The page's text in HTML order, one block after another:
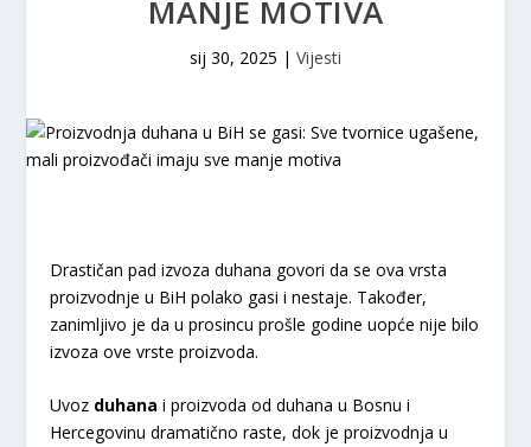
MANJE MOTIVA
sij 30, 2025 | Vijesti
Drastičan pad izvoza duhana govori da se ova vrsta
proizvodnje u BiH polako gasi i nestaje. Također,
zanimljivo je da u prosincu prošle godine uopće nije bilo
izvoza ove vrste proizvoda.
Uvoz duhanai proizvoda od duhana u Bosnu i
Hercegovinu dramatično raste, dok je proizvodnja u